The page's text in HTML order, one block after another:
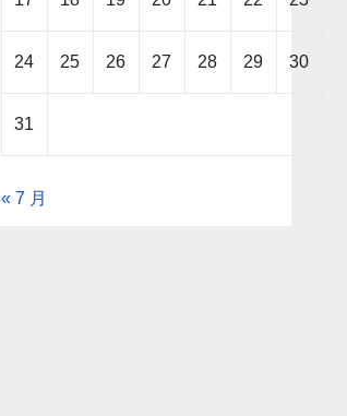
24 25 26 27 28 29 30
31
« 7 月